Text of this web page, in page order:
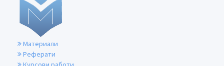
Материали
Реферати